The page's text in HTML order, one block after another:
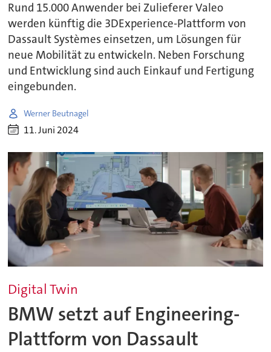
Rund 15.000 Anwender bei Zulieferer Valeo
werden künftig die 3DExperience-Plattform von
Dassault Systèmes einsetzen, um Lösungen für
neue Mobilität zu entwickeln. Neben Forschung
und Entwicklung sind auch Einkauf und Fertigung
eingebunden.
Werner Beutnagel
11. Juni 2024
Digital Twin
BMW setzt auf Engineering-
Plattform von Dassault